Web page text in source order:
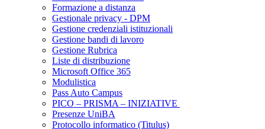
Formazione a distanza
Gestionale privacy - DPM
Gestione credenziali istituzionali
Gestione bandi di lavoro
Gestione Rubrica
Liste di distribuzione
Microsoft Office 365
Modulistica
Pass Auto Campus
PICO – PRISMA – INIZIATIVE
Presenze UniBA
Protocollo informatico (Titulus)